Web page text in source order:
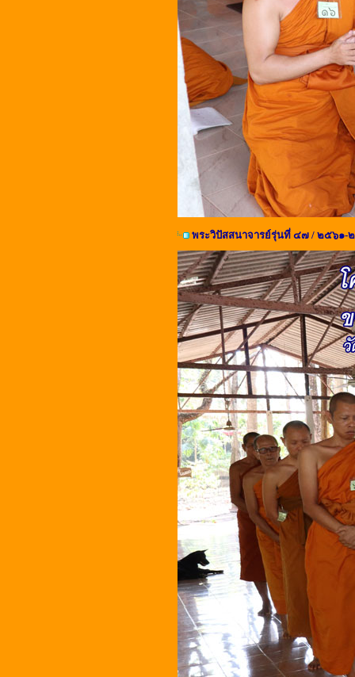
พระวิปัสสนาจารย์รุ่นที่ ๔๗ / ๒๕๖๑-